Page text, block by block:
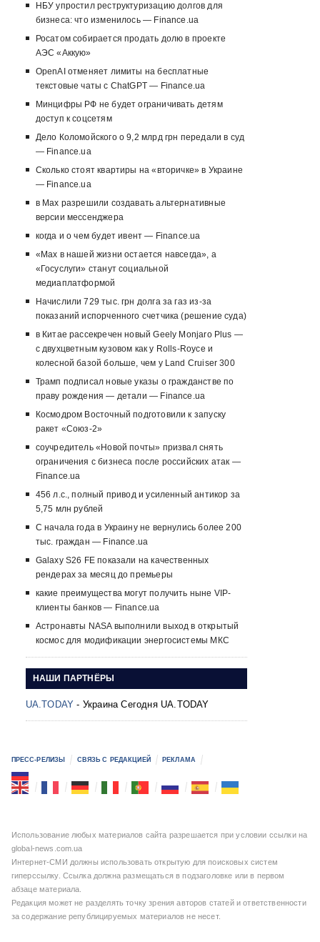
НБУ упростил реструктуризацию долгов для
бизнеса: что изменилось — Finance.ua
Росатом собирается продать долю в проекте
АЭС «Аккую»
OpenAI отменяет лимиты на бесплатные
текстовые чаты с ChatGPT — Finance.ua
Минцифры РФ не будет ограничивать детям
доступ к соцсетям
Дело Коломойского о 9,2 млрд грн передали в суд
— Finance.ua
Сколько стоят квартиры на «вторичке» в Украине
— Finance.ua
в Max разрешили создавать альтернативные
версии мессенджера
когда и о чем будет ивент — Finance.ua
«Max в нашей жизни остается навсегда», а
«Госуслуги» станут социальной
медиаплатформой
Начислили 729 тыс. грн долга за газ из-за
показаний испорченного счетчика (решение суда)
в Китае рассекречен новый Geely Monjaro Plus —
с двухцветным кузовом как у Rolls-Royce и
колесной базой больше, чем у Land Cruiser 300
Трамп подписал новые указы о гражданстве по
праву рождения — детали — Finance.ua
Космодром Восточный подготовили к запуску
ракет «Союз-2»
соучредитель «Новой почты» призвал снять
ограничения с бизнеса после российских атак —
Finance.ua
456 л.с., полный привод и усиленный антикор за
5,75 млн рублей
С начала года в Украину не вернулись более 200
тыс. граждан — Finance.ua
Galaxy S26 FE показали на качественных
рендерах за месяц до премьеры
какие преимущества могут получить ныне VIP-
клиенты банков — Finance.ua
Астронавты NASA выполнили выход в открытый
космос для модификации энергосистемы МКС
НАШИ ПАРТНЁРЫ
UA.TODAY - Украина Сегодня UA.TODAY
ПРЕСС-РЕЛИЗЫ СВЯЗЬ С РЕДАКЦИЕЙ РЕКЛАМА
Использование любых материалов сайта разрешается при условии ссылки на
global-news.com.ua
Интернет-СМИ должны использовать открытую для поисковых систем
гиперссылку. Ссылка должна размещаться в подзаголовке или в первом
абзаце материала.
Редакция может не разделять точку зрения авторов статей и ответственности
за содержание републицируемых материалов не несет.